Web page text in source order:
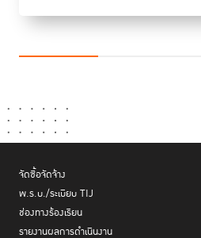
จัดซื้อจัดจ้าง
พ.ร.บ./ระเบียบ TIJ
ช่องทางร้องเรียน
รายงานผลการดำเนินงาน